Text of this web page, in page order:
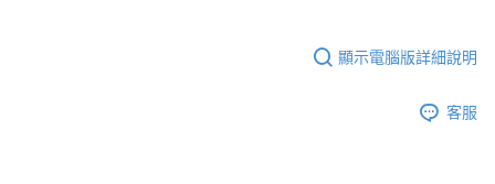
顯示電腦版詳細說明
客服